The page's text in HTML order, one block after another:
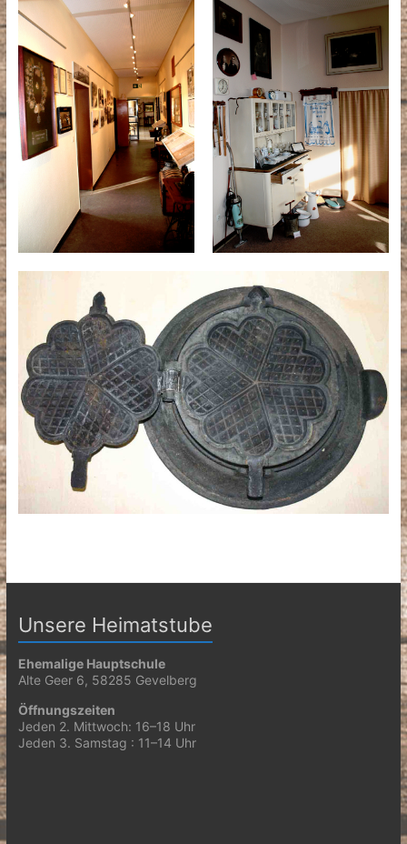
Unsere Heimatstube
Ehemalige Hauptschule
Alte Geer 6, 58285 Gevelberg
Öffnungszeiten
Jeden 2. Mittwoch: 16–18 Uhr
Jeden 3. Samstag : 11–14 Uhr